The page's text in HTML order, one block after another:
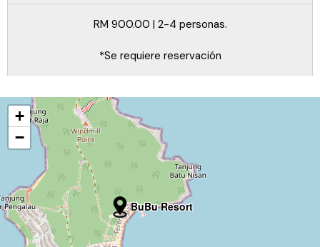
RM 900.00 | 2-4 personas.
*Se requiere reservación
BuBu Resort
+
−